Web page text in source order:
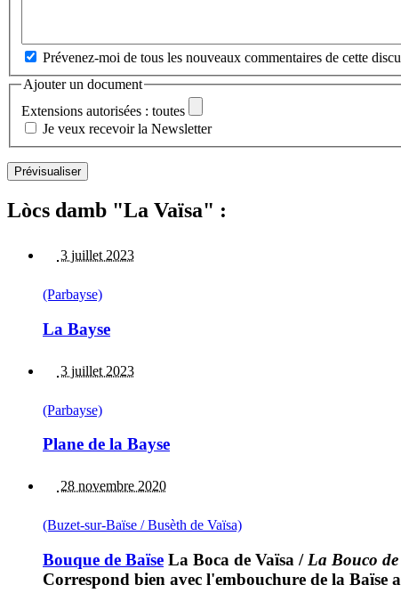
Prévenez-moi de tous les nouveaux commentaires de cette
Ajouter un document
Extensions autorisées : toutes
Je veux recevoir la Newsletter
Lòcs damb "La Vaïsa" :
3 juillet 2023
(Parbayse)
La Bayse
3 juillet 2023
(Parbayse)
Plane de la Bayse
28 novembre 2020
(Buzet-sur-Baïse / Busèth de Vaïsa)
Bouque de Baïse La Boca de Vaïsa / La Bouco de
Correspond bien avec l'embouchure de la Baïse